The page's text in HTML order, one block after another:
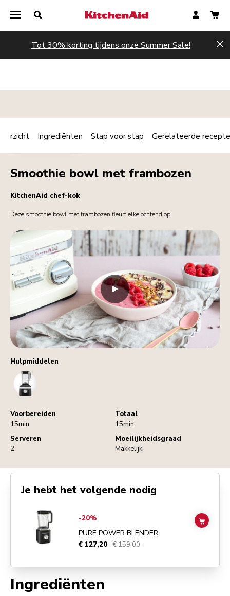
Tot 30% korting tijdens onze Summer Sale!
Hulpmiddelen
Blender
Voorbereiden
15min
Totaal
15min
Serveren
2
Moeilijkheidsgraad
Makkelijk
ONTBIJT / BRUNCH Print
Share
Smoothie bowl met frambozen
KitchenAid chef-kok
Deze smoothie bowl met frambozen fleurt elke ochtend op.
Ingrediënten Stap voor stap Gerelateerde
Ingrediënten
Je hebt het volgende nodig
Go toPure Power Blender
-20%
PURE POWER BLENDER
€ 127,20 € 159,00
ADD